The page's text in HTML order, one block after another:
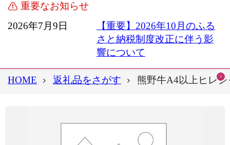
重要なお知らせ
2026年7月9日
【重要】2026年10月のふる
さと納税制度改正に伴う影
響について
HOME 返礼品をさがす 熊野牛A4以上ヒレ